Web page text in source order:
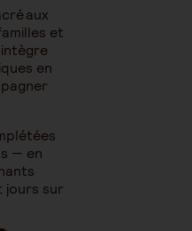
aux
et
en
— en
jours sur